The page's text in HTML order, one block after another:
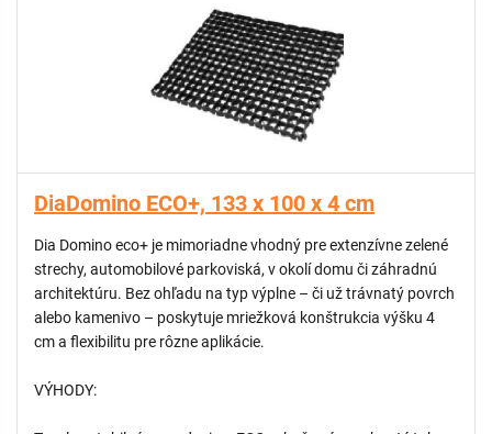
DiaDomino geo-bunka naplnená substrátom (8cm)
VLF 150 separačná a filtračná geotextília
DiaDrain-25H drenážna doska
VLU 300 mechanická ochranná vrstva
Hydroizolačná membrána odolná voči koreňom
Rastrová štruktúra systému DiaDomino pre šikmé strechy
slúži na ochranu zelených striech so sklonom 20–50° pred
eróziou. Podporná konštrukcia.
ŠPECIFIKÁCIA:
Recyklované plastové bunky vyvinuté pre šikmé zelené strešné
recyklovaného materiálu, ktoré sa dajú spojiť navzájom.
DiaDomino ECO+, 133 x 100 x 4 cm
Dia Domino eco+ je mimoriadne vhodný pre extenzívne zelené
strechy, automobilové parkoviská, v okolí domu či záhradnú
architektúru. Bez ohľadu na typ výplne – či už trávnatý povrch
alebo kamenivo – poskytuje mriežková konštrukcia výšku 4
cm a flexibilitu pre rôzne aplikácie.
VÝHODY: